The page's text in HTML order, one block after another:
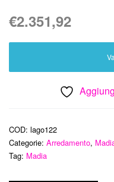
€2.351,92
COD: lago122
Categorie: Arredamento,
Tag: Madia